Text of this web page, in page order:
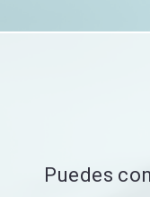
Puedes